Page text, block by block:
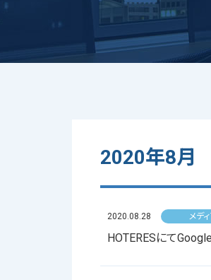
2020年8月
2020.08.28 メデ
HOTERESにて